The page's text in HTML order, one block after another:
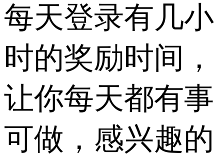
每天登录有几小
时的奖励时间，
让你每天都有事
可做，感兴趣的